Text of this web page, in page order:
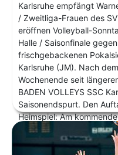
Karlsruhe empfängt
/ Zweitliga-Frauen des
eröffnen Volleyball-
Halle / Saisonfinale
frischgebackenen
Karlsruhe (JM). Nach
Wochenende seit
BADEN VOLLEYS SSC
Saisonendspurt. Den
Heimspiel: Am